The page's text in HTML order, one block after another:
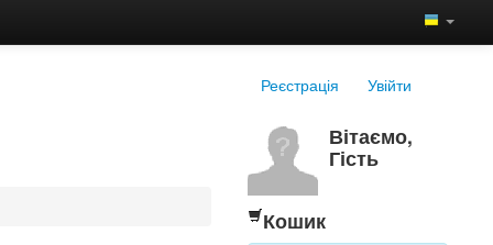
Реєстрація Увійти
Вітаємо,
Гість
Кошик